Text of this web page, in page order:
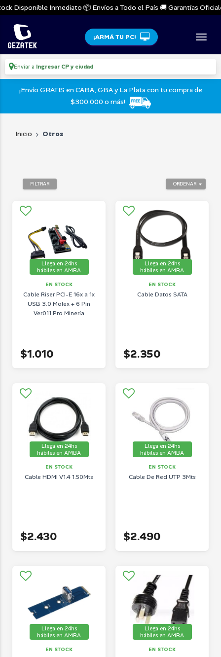
Disponible Inmediato 📦 Envíos a Todo el País 🚚 Garantías Oficiales
¡ARMÁ TU PC!
Enviar a Ingresar CP y ciudad
¡Envío GRATIS en CABA, GBA y La Plata con tu compra de
$300.000 o más!
Inicio Otros
ORDENAR
FILTRAR
Llega en 24hs
hábiles en AMBA
EN STOCK
Cable Riser PCI-E 16x a 1x
USB 3.0 Molex + 6 Pin
Ver011 Pro Minería
$1.010
Llega en 24hs
hábiles en AMBA
EN STOCK
Cable Datos SATA
$2.350
Llega en 24hs
hábiles en AMBA
EN STOCK
Cable HDMI V1.4 1.50Mts
$2.430
Llega en 24hs
hábiles en AMBA
EN STOCK
Cable De Red UTP 3Mts
$2.490
Llega en 24hs
hábiles en AMBA
EN STOCK
Llega en 24hs
hábiles en AMBA
EN STOCK